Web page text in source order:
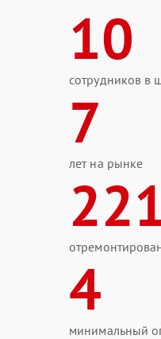
10
сотрудников в
7
лет на рынке
4
минимальный